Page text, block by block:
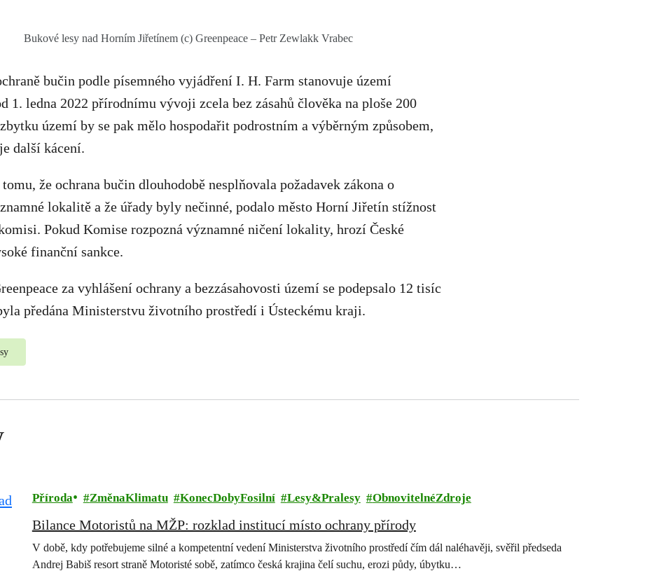
Bukové lesy nad Horním Jiřetínem (c) Greenpeace – Petr Zewlakk Vrabec
bučin podle písemného vyjádření I. H. Farm stanovuje území
1. ledna 2022 přírodnímu vývoji zcela bez zásahů člověka na ploše 200
území by se pak mělo hospodařit podrostním a výběrným způsobem,
další kácení.
že ochrana bučin dlouhodobě nesplňovala požadavek zákona o
lokalitě a že úřady byly nečinné, podalo město Horní Jiřetín stížnost
Pokud Komise rozpozná významné ničení lokality, hrozí České
finanční sankce.
za vyhlášení ochrany a bezzásahovosti území se podepsalo 12 tisíc
předána Ministerstvu životního prostředí i Ústeckému kraji.
Příroda ZměnaKlimatu KonecDobyFosilní Lesy&Pralesy ObnovitelnéZdroje
Bilance Motoristů na MŽP: rozklad institucí místo ochrany přírody
V době, kdy potřebujeme silné a kompetentní vedení Ministerstva životního prostředí čím dál naléhavěji, svěřil předseda
Andrej Babiš resort straně Motoristé sobě, zatímco česká krajina čelí suchu, erozi půdy, úbytku…